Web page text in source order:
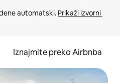
automatski. Prikaži izvorni
Iznajmite preko Airbnba